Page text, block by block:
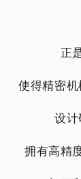
正
使得精密
设
拥有高精